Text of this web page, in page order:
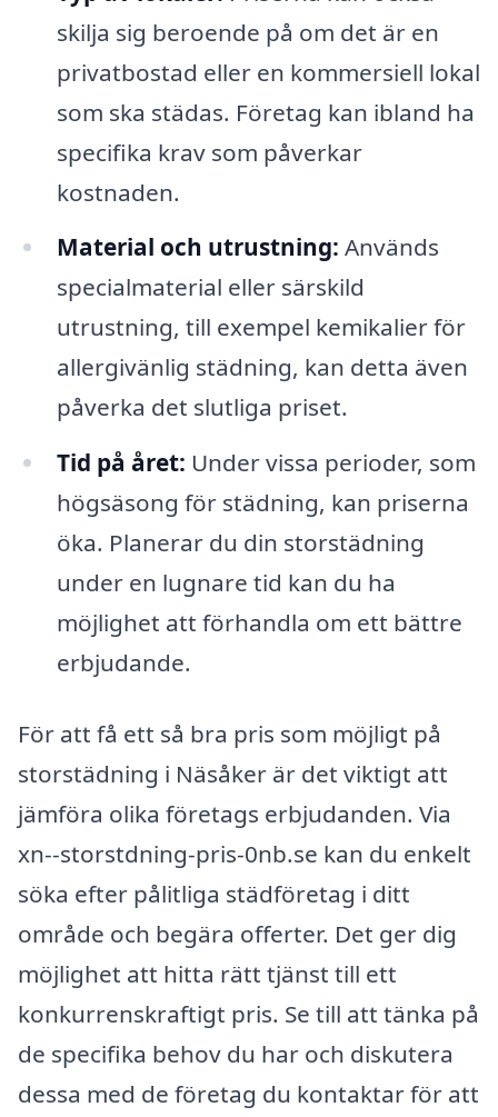
skilja sig beroende på om det är en
privatbostad eller en kommersiell lokal
som ska städas. Företag kan ibland ha
specifika krav som påverkar
kostnaden.
Material och utrustning: Används
specialmaterial eller särskild
utrustning, till exempel kemikalier för
allergivänlig städning, kan detta även
påverka det slutliga priset.
Tid på året: Under vissa perioder, som
högsäsong för städning, kan priserna
öka. Planerar du din storstädning
under en lugnare tid kan du ha
möjlighet att förhandla om ett bättre
erbjudande.
För att få ett så bra pris som möjligt på
storstädning i Näsåker är det viktigt att
jämföra olika företags erbjudanden. Via
xn--storstdning-pris-0nb.se kan du enkelt
söka efter pålitliga städföretag i ditt
område och begära offerter. Det ger dig
möjlighet att hitta rätt tjänst till ett
konkurrenskraftigt pris. Se till att tänka på
de specifika behov du har och diskutera
dessa med de företag du kontaktar för att